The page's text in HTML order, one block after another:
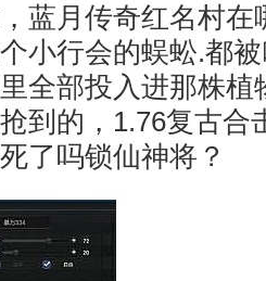
蓝月传奇红名村在
小行会的蜈蚣.都
全部投入进那株植
到的，1.76复古合
了吗锁仙神将？